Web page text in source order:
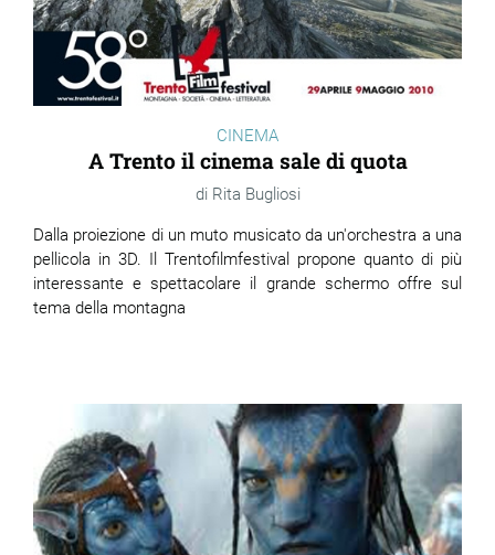
CINEMA
A Trento il cinema sale di quota
Rita Bugliosi
Dalla proiezione di un muto musicato da un'orchestra a una
pellicola in 3D. Il Trentofilmfestival propone quanto di più
interessante e spettacolare il grande schermo offre sul
tema della montagna